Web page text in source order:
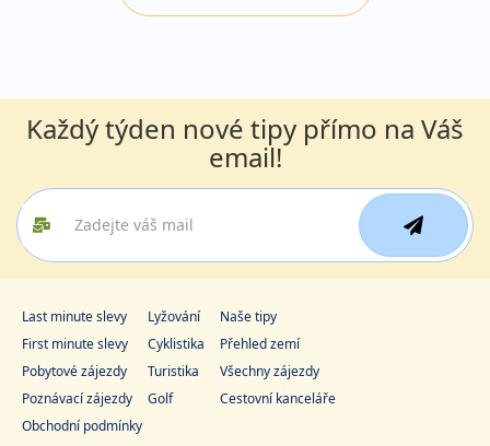
Každý týden nové tipy přímo na Váš
email!
Last minute slevy
First minute slevy
Pobytové zájezdy
Poznávací zájezdy
Lyžování
Cyklistika
Turistika
Golf
Naše tipy
Přehled zemí
Všechny zájezdy
Cestovní kanceláře
Obchodní podmínky